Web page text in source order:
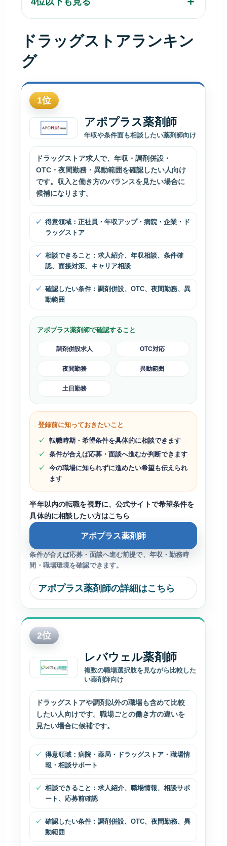
ドラッグストアランキン
グ
1位
アポプラス薬剤師
年収や条件面も相談したい薬剤師向け
ドラッグストア求人で、年収・調剤併設・
OTC・夜間勤務・異動範囲を確認したい人向け
です。収入と働き方のバランスを見たい場合に
候補になります。
得意領域：正社員・年収アップ・病院・企業・ド
ラッグストア
相談できること：求人紹介、年収相談、条件確
認、面接対策、キャリア相談
確認したい条件：調剤併設、OTC、夜間勤務、異
動範囲
アポプラス薬剤師で確認すること
調剤併設求人 OTC対応
夜間勤務 異動範囲
土日勤務
登録前に知っておきたいこと
転職時期・希望条件を具体的に相談できます
条件が合えば応募・面談へ進むか判断できます
今の職場に知られずに進めたい希望も伝えられ
ます
半年以内の転職を視野に、公式サイトで希望条件を
具体的に相談したい方はこちら
アポプラス薬剤師
条件が合えば応募・面談へ進む前提で、年収・勤務時
間・職場環境を確認できます。
アポプラス薬剤師の詳細はこちら
2位
レバウェル薬剤師
複数の職場選択肢を見ながら比較した
い薬剤師向け
ドラッグストアや調剤以外の職場も含めて比較
したい人向けです。職場ごとの働き方の違いを
見たい場合に候補です。
得意領域：病院・薬局・ドラッグストア・職場情
報・相談サポート
相談できること：求人紹介、職場情報、相談サポ
ート、応募前確認
確認したい条件：調剤併設、OTC、夜間勤務、異
動範囲